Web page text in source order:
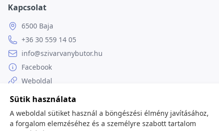
Kapcsolat
6500 Baja
+36 30 559 14 05
info@szivarvanybutor.hu
Facebook
Weboldal
Sütik használata
A weboldal sütiket használ a böngészési élmény javításához,
a forgalom elemzéséhez és a személyre szabott tartalom